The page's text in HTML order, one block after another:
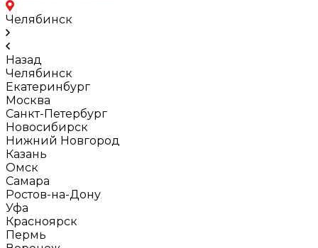
Челябинск
Назад
Челябинск
Екатеринбург
Москва
Санкт-Петербург
Новосибирск
Нижний Новгород
Казань
Омск
Самара
Ростов-на-Дону
Уфа
Красноярск
Пермь